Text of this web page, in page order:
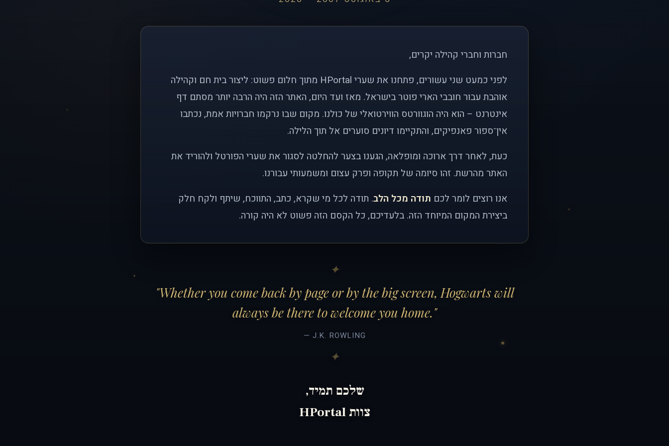
חברות וחברי קהילה יקרים,
לפני כמעט שני עשורים, פתחנו את שערי HPortal מתוך חלום פשוט: ליצור בית חם וקהילה
אוהבת עבור חובבי הארי פוטר בישראל. מאז ועד היום, האתר הזה היה הרבה יותר מסתם דף
אינטרנט – הוא היה הוגוורטס הווירטואלי של כולנו. מקום שבו נרקמו חברויות אמת, נכתבו
אין־ספור פאנפיקים, והתקיימו דיונים סוערים אל תוך הלילה.
כעת, לאחר דרך ארוכה ומופלאה, הגענו בצער להחלטה לסגור את שערי הפורטל ולהוריד את
האתר מהרשת. זהו סיומה של תקופה ופרק עצום ומשמעותי עבורנו.
אנו רוצים לומר לכם תודה מכל הלב. תודה לכל מי שקרא, כתב, התווכח, שיתף ולקח חלק
ביצירת המקום המיוחד הזה. בלעדיכם, כל הקסם הזה פשוט לא היה קורה.
"Whether you come back by page or by the big screen, Hogwarts will
always be there to welcome you home."
— J.K. ROWLING
שלכם תמיד,
צוות HPortal